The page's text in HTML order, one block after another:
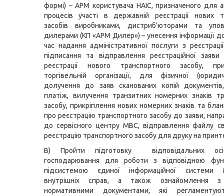
формі) – АРМ користувача НАІС, призначеного для
процесів участі в державній реєстрації нових
засобів виробниками, дистриб’юторами та
дилерами (КП «АРМ Дилер») – унесення інформації
час надання адміністративної послуги з
підписання та відправлення реєстраційної
реєстрації нового транспортного засобу,
торгівельній організації, для фізичної
долучення до заяв сканованих копій
платіж, вилучення транзитних номерних знаків
засобу, прикріплення нових номерних знаків та
про реєстрацію транспортного засобу до заяви,
до сервісного центру МВС, відправлення файлу
реєстрацію транспортного засобу для друку на
В) Пройти підготовку відповідальних осіб
господарювання для роботи з відповідною
підсистемою єдиної інформаційної системи
внутрішніх справ, а також ознайомлення з
нормативними документами, які